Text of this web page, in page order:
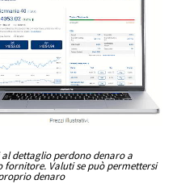
dettaglio perdono denaro a
fornitore. Valuti se può permettersi
denaro